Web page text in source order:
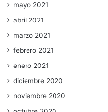
mayo 2021
abril 2021
marzo 2021
febrero 2021
enero 2021
diciembre 2020
noviembre 2020